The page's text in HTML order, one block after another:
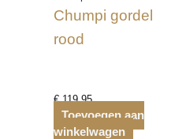
Chumpi gordel
rood
€119,95
Toevoegen aan
winkelwagen